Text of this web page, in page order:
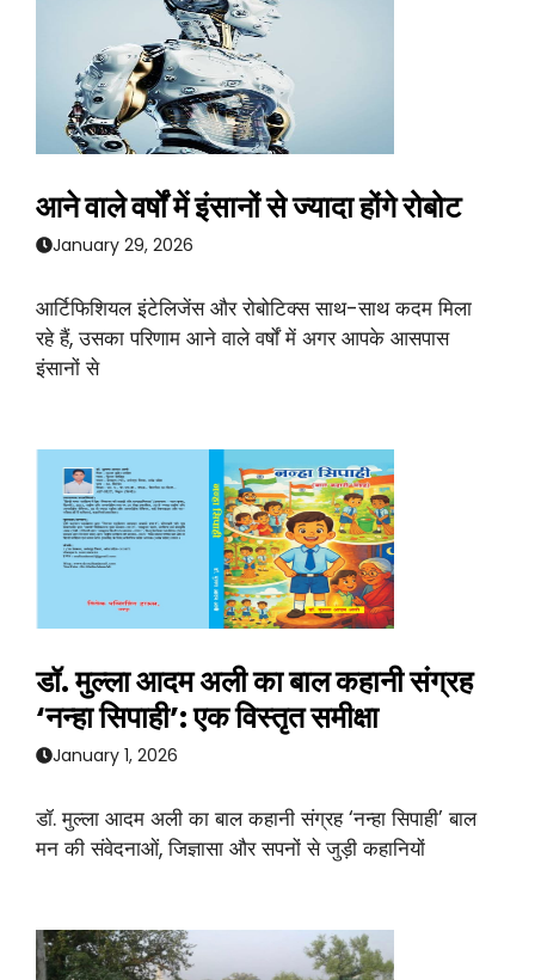
आने वाले वर्षों में इंसानों से ज्यादा होंगे रोबोट
January 29, 2026
आर्टिफिशियल इंटेलिजेंस और रोबोटिक्स साथ-साथ कदम मिला
रहे हैं, उसका परिणाम आने वाले वर्षों में अगर आपके आसपास
इंसानों से
डॉ. मुल्ला आदम अली का बाल कहानी संग्रह
‘नन्हा सिपाही’: एक विस्तृत समीक्षा
January 1, 2026
डॉ. मुल्ला आदम अली का बाल कहानी संग्रह ‘नन्हा सिपाही’ बाल
मन की संवेदनाओं, जिज्ञासा और सपनों से जुड़ी कहानियों